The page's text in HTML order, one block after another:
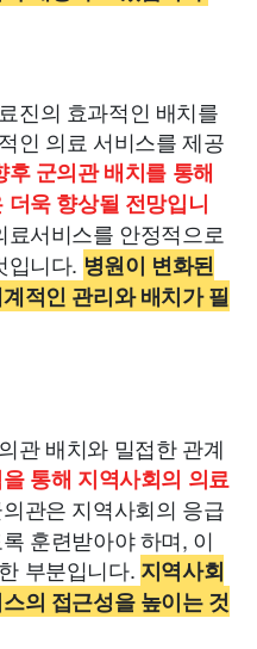
진의 효과적인 배치를
인 의료 서비스를 제공
후 군의관 배치를 통해
욱 향상될 전망입니
서비스를 안정적으로
입니다. 병원이 변화된
적인 관리와 배치가 필
관 배치와 밀접한 관계
통해 지역사회의 의료
관은 지역사회의 응급
훈련받아야 하며, 이
부분입니다. 지역사회
의 접근성을 높이는 것